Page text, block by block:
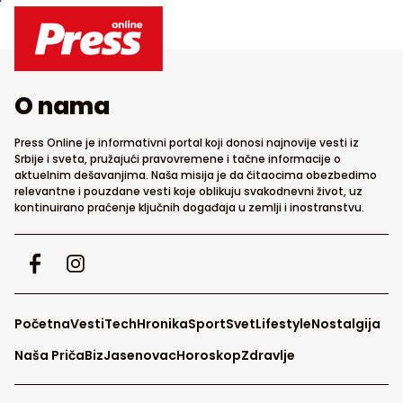
O nama
Press Online je informativni portal koji donosi najnovije vesti iz
Srbije i sveta, pružajući pravovremene i tačne informacije o
aktuelnim dešavanjima. Naša misija je da čitaocima obezbedimo
relevantne i pouzdane vesti koje oblikuju svakodnevni život, uz
kontinuirano praćenje ključnih događaja u zemlji i inostranstvu.
PočetnaVestiTechHronikaSportSvetLifestyleNostalgija
Naša PričaBizJasenovacHoroskopZdravlje